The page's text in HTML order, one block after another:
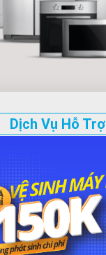
Dịch Vụ Hỗ Trợ